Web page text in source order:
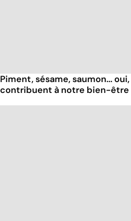
Piment, sésame, saumon...
contribuent à notre bien-être